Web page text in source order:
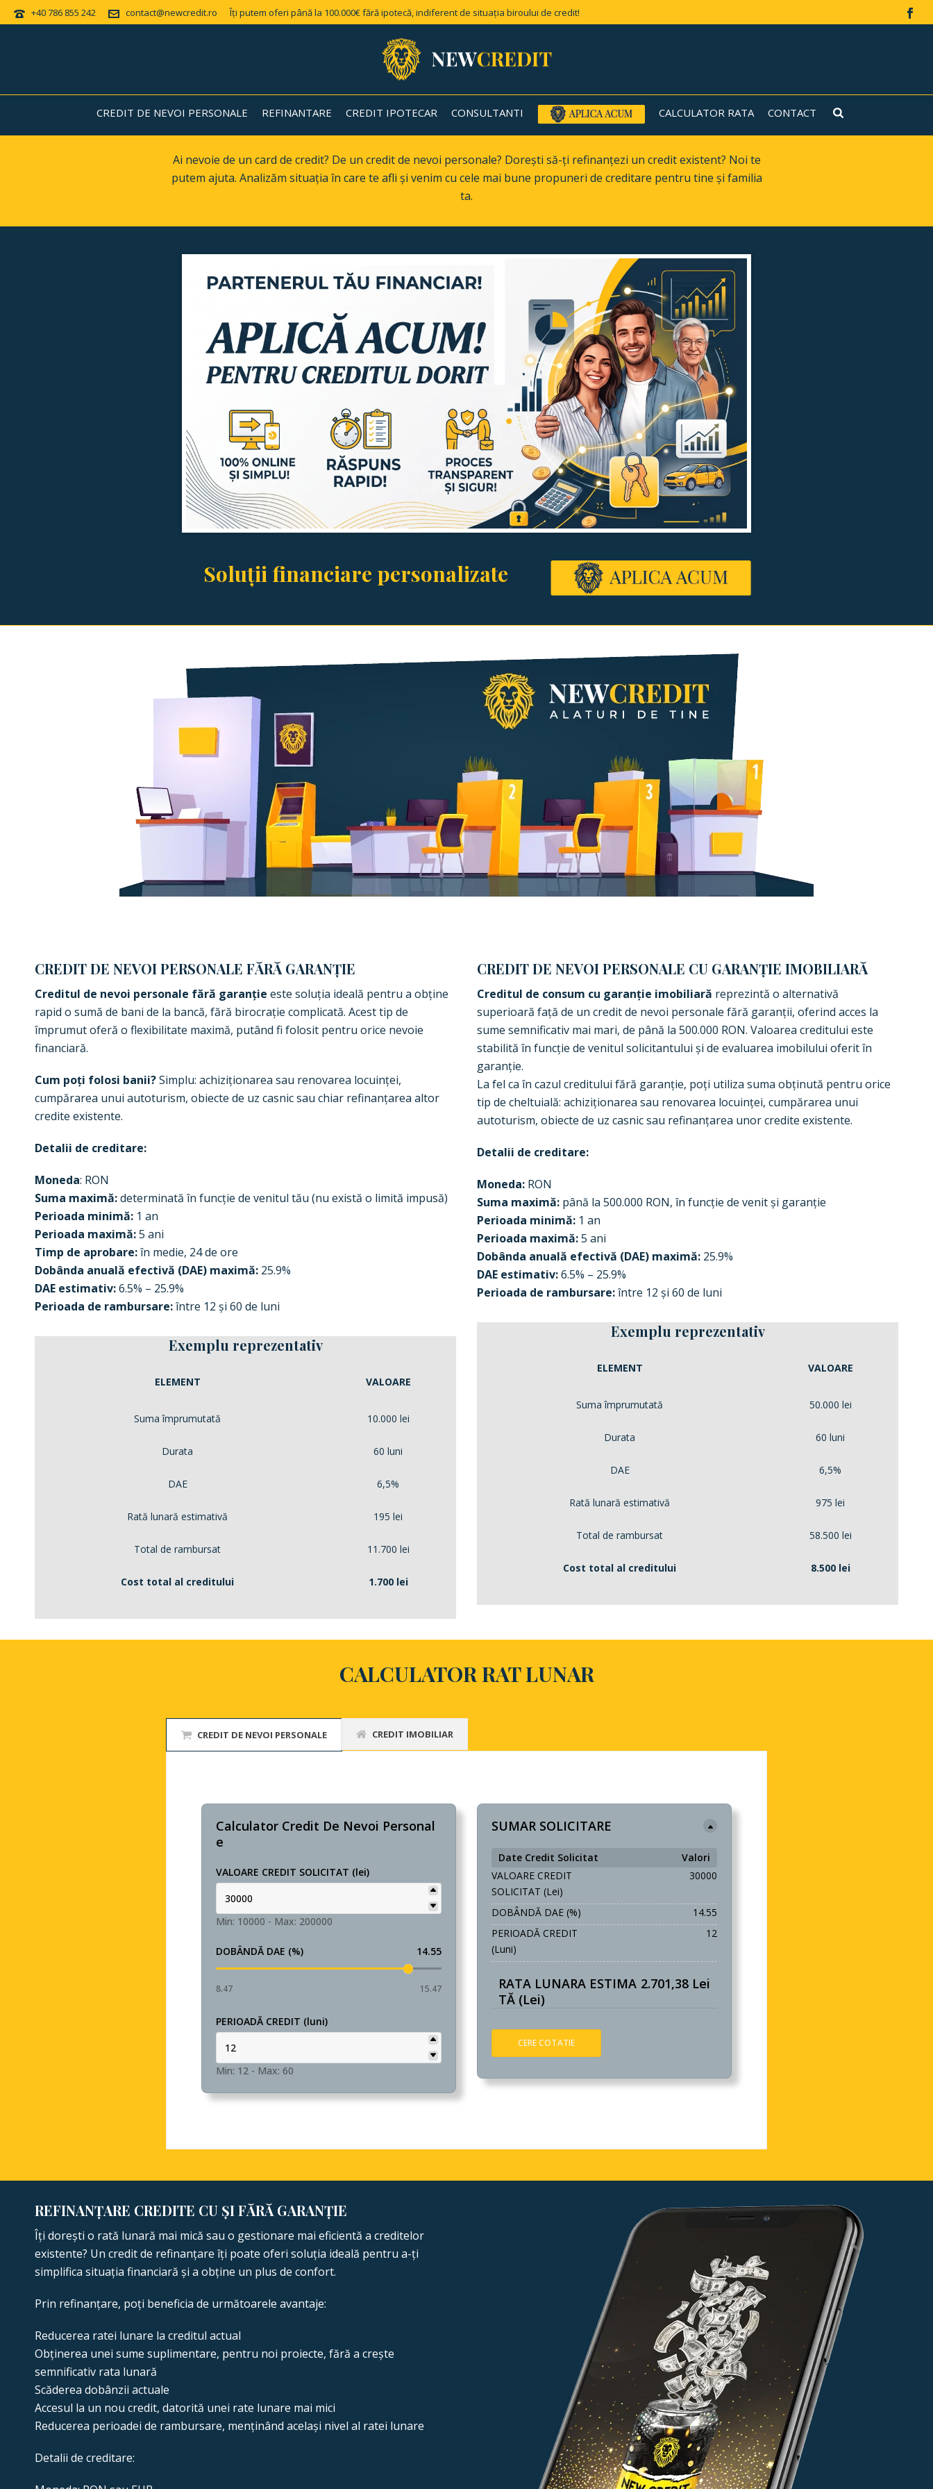
+40 786 855 242 contact@newcredit.ro Îți putem oferi până la 100.000€ fără ipotecă, indiferent de situația biroului de credit!
CREDIT DE NEVOI PERSONALE REFINANTARE CREDIT IPOTECAR CONSULTANTI CALCULATOR RATA CONTACT
Ai nevoie de un card de credit? De un credit de nevoi personale? Dorești să-ți refinanțezi un credit existent? Noi te
putem ajuta. Analizăm situația în care te afli și venim cu cele mai bune propuneri de creditare pentru tine și familia
ta.
Soluții financiare personalizate
CREDIT DE NEVOI PERSONALE FĂRĂ GARANȚIE
Creditul de nevoi personale fără garanție este soluția ideală pentru a obține
rapid o sumă de bani de la bancă, fără birocrație complicată. Acest tip de
împrumut oferă o flexibilitate maximă, putând fi folosit pentru orice nevoie
financiară.
Cum poți folosi banii?Simplu: achiziționarea sau renovarea locuinței,
cumpărarea unui autoturism, obiecte de uz casnic sau chiar refinanțarea altor
credite existente.
Detalii de creditare:
Moneda: RON
Suma maximă:determinată în funcție de venitul tău (nu există o limită impusă)
Perioada minimă: 1 an
Perioada maximă:5 ani
Timp de aprobare:în medie, 24 de ore
Dobânda anuală efectivă (DAE) maximă: 25.9%
DAE estimativ:6.5% – 25.9%
Perioada de rambursare:între 12 și 60 de luni
Exemplu reprezentativ
ELEMENT VALOARE
Suma împrumutată 10.000 lei
Durata 60 luni
DAE 6,5%
Rată lunară estimativă 195 lei
Total de rambursat 11.700 lei
Cost total al creditului 1.700 lei
CREDIT DE NEVOI PERSONALE CU GARANȚIE IMOBILIARĂ
Creditul de consum cu garanție imobiliară reprezintă o alternativă
superioară față de un credit de nevoi personale fără garanții, oferind acces la
sume semnificativ mai mari, de până la 500.000 RON. Valoarea creditului este
stabilită în funcție de venitul solicitantului și de evaluarea imobilului oferit în
garanție.
La fel ca în cazul creditului fără garanție, poți utiliza suma obținută pentru orice
tip de cheltuială: achiziționarea sau renovarea locuinței, cumpărarea unui
autoturism, obiecte de uz casnic sau refinanțarea unor credite existente.
Detalii de creditare:
Moneda: RON
Suma maximă: până la 500.000 RON, în funcție de venit și garanție
Perioada minimă: 1 an
Perioada maximă:5 ani
Dobânda anuală efectivă (DAE) maximă: 25.9%
DAE estimativ:6.5% – 25.9%
Perioada de rambursare:între 12 și 60 de luni
Exemplu reprezentativ
ELEMENT VALOARE
Suma împrumutată 50.000 lei
Durata 60 luni
DAE 6,5%
Rată lunară estimativă 975 lei
Total de rambursat 58.500 lei
Cost total al creditului 8.500 lei
CALCULATOR RAT LUNAR
CREDIT DE NEVOI PERSONALE CREDIT IMOBILIAR
Calculator Credit De Nevoi Personal
E
VALOARE CREDIT SOLICITAT (lei)
Min: 10000 - Max: 200000
DOBÂNDĂ DAE (%) 14.55
8.47 15.47
PERIOADĂ CREDIT (luni)
Min: 12 - Max: 60
SUMAR SOLICITARE
Date Credit Solicitat
Valori
VALOARE CREDIT
SOLICITAT (lei)
30000
DOBÂNDĂ DAE (%)
14.55
PERIOADĂ CREDIT
(luni)
12
RATA LUNARA ESTIMA
TĂ (lei)
2.701,38 Lei
CERE COTATIE
REFINANȚARE CREDITE CU ȘI FĂRĂ GARANȚIE
Îți dorești o rată lunară mai mică sau o gestionare mai eficientă a creditelor
existente? Un credit de refinanțare îți poate oferi soluția ideală pentru a-ți
simplifica situația financiară și a obține un plus de confort.
Prin refinanțare, poți beneficia de următoarele avantaje:
Reducerea ratei lunare la creditul actual
Obținerea unei sume suplimentare, pentru noi proiecte, fără a crește
semnificativ rata lunară
Scăderea dobânzii actuale
Accesul la un nou credit, datorită unei rate lunare mai mici
Reducerea perioadei de rambursare, menținând același nivel al ratei lunare
Detalii de creditare: